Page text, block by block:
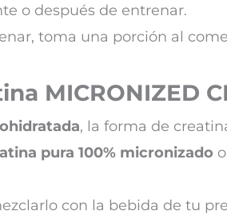
o después de entrenar.
toma una porción al
MICRONIZED
, la forma de
pura 100% micronizado
con la bebida de tu